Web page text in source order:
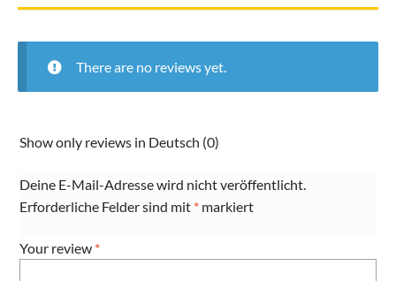
There are no reviews yet.
Show only reviews in Deutsch (0)
Deine E-Mail-Adresse wird nicht veröffentlicht.
Erforderliche Felder sind mit * markiert
Your review *